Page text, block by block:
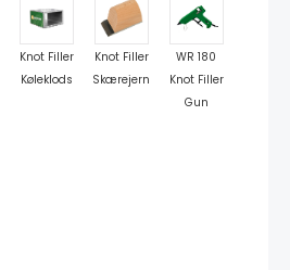
Knot Filler
Køleklods
Knot Filler
Skærejern
WR 180
Knot Filler
Gun